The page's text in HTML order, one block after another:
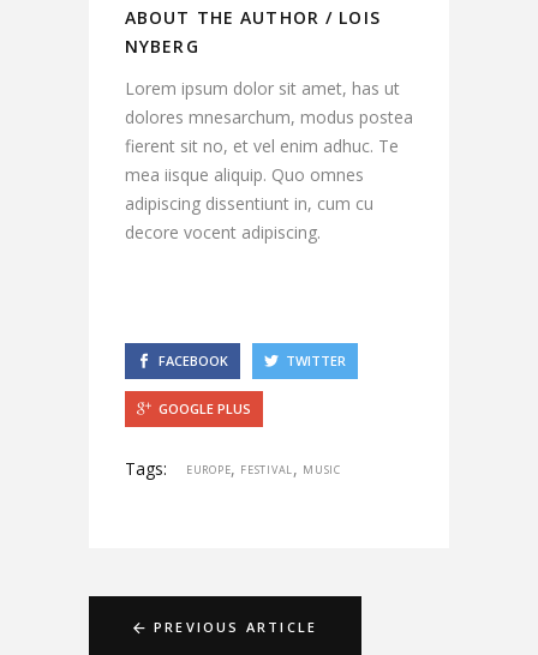
ABOUT THE AUTHOR / LOIS
NYBERG
Lorem ipsum dolor sit amet, has ut
dolores mnesarchum, modus postea
fierent sit no, et vel enim adhuc. Te
mea iisque aliquip. Quo omnes
adipiscing dissentiunt in, cum cu
decore vocent adipiscing.
FACEBOOK TWITTER
GOOGLE PLUS
Tags: EUROPE, FESTIVAL, MUSIC
PREVIOUS ARTICLE